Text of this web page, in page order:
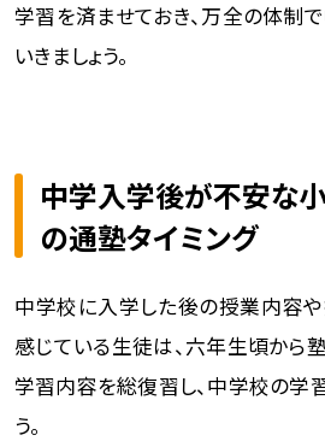
学習を済ませておき、万全の体制
いきましょう。
中学入学後が不安な
の通塾タイミング
中学校に入学した後の授業内容
感じている生徒は、六年生頃から
学習内容を総復習し、中学校の学
う。